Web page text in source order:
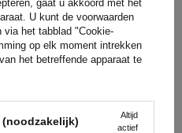
van
gaat u akkoord met het
U kunt de voorwaarden
via het tabblad "Cookie-
op elk moment intrekken
het betreffende apparaat te
Altijd
actief